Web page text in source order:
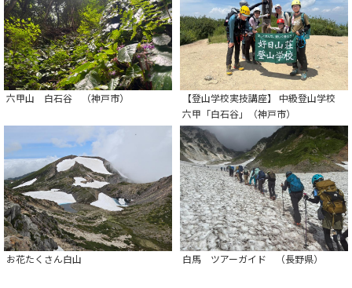
六甲山 白石谷 （神戸市）
【登山学校実技講座】 中級登山学校
六甲「白石谷」（神戸市）
お花たくさん白山 白馬 ツアーガイド （長野県）